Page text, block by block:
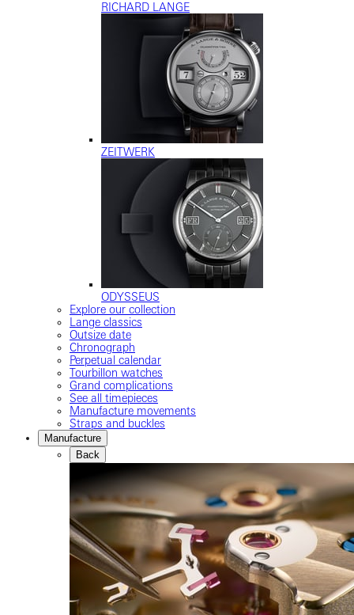
RICHARD LANGE
ZEITWERK
ODYSSEUS
Explore our collection
Lange classics
Outsize date
Chronograph
Perpetual calendar
Tourbillon watches
Grand complications
See all timepieces
Manufacture movements
Straps and buckles
Manufacture
Back